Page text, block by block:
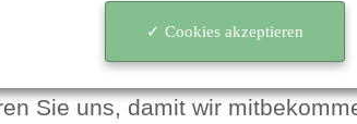
Da hat etwas nicht
Diese Seite sollten Sie eigentlich
Sie uns, damit wir
✓ Cookies akzeptieren